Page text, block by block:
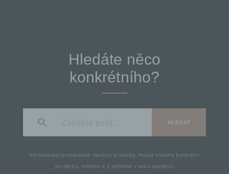
Hledáte něco
konkrétního?
HLEDAT
Vyhledávání prohledává všechny produkty. Pokud hledáte konkrétní
prodejnu, můžete si ji vyhledat v sekci prodejci.